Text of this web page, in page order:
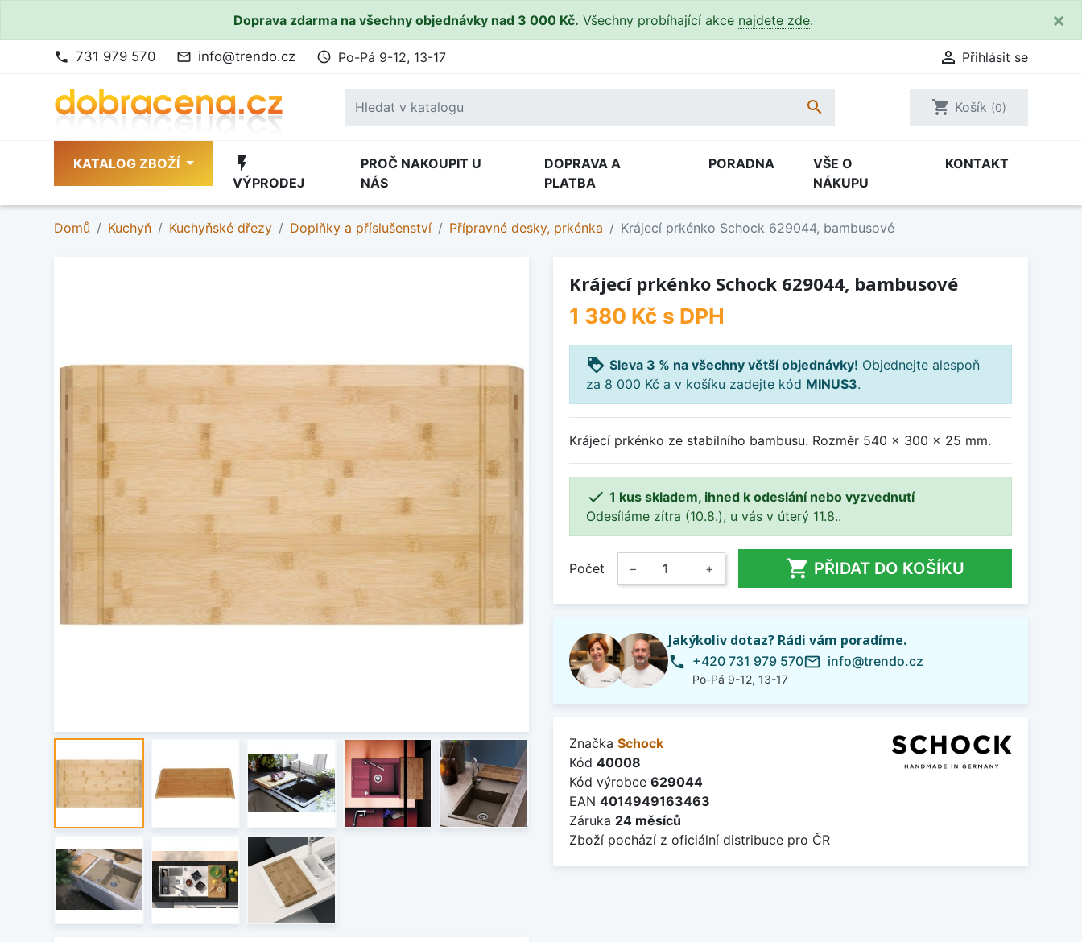
Doprava zdarma na všechny objednávky nad 3 000 Kč. Všechny probíhající akce najdete zde. ×
phone 731 979 570 mail_outline info@trendo.cz access_time Po-Pá 9-12, 13-17  Přihlásit se
 shopping_cart Košík (0)
KATALOG ZBOŽÍ flash_on
VÝPRODEJ
PROČ NAKOUPIT U
NÁS
DOPRAVA A
PLATBA
PORADNA
VŠE O
NÁKUPU
KONTAKT
Domů Kuchyň Kuchyňské dřezy Doplňky a příslušenství Přípravné desky, prkénka Krájecí prkénko Schock 629044, bambusové
Krájecí prkénko Schock 629044, bambusové
1 380 Kč s DPH
loyalty Sleva 3 % na všechny větší objednávky! Objednejte alespoň
za 8 000 Kč a v košíku zadejte kód MINUS3.
Krájecí prkénko ze stabilního bambusu. Rozměr 540 x 300 x 25 mm.
 1 kus skladem, ihned k odeslání nebo vyzvednutí
Odesíláme zítra (10.8.), u vás v úterý 11.8..
Počet − +  PŘIDAT DO KOŠÍKU
Jakýkoliv dotaz? Rádi vám poradíme.
phone +420 731 979 570
Po-Pá 9-12, 13-17
mail_outline info@trendo.cz
Značka Schock
Kód 40008
Kód výrobce 629044
EAN 4014949163463
Záruka 24 měsíců
Zboží pochází z oficiální distribuce pro ČR